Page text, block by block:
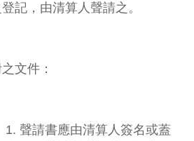
記，由清算人聲請之。
文件：
1. 聲請書應由清算人簽名或蓋